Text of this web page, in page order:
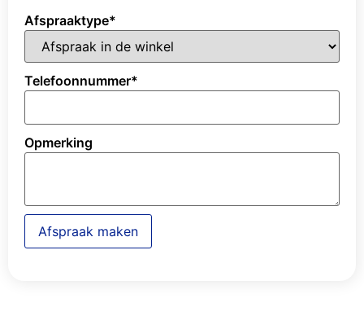
Afspraaktype*
Telefoonnummer*
Opmerking
Afspraak maken